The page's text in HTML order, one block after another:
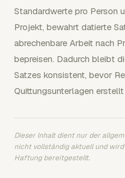
Standardwerte pro Person
Projekt, bewahrt datierte
abrechenbare Arbeit nach
bepreisen. Dadurch bleibt
Satzes konsistent, bevor
Quittungsunterlagen erstellt
Dieser Inhalt dient nur der
nicht vollständig aktuell und
Haftung bereitgestellt.